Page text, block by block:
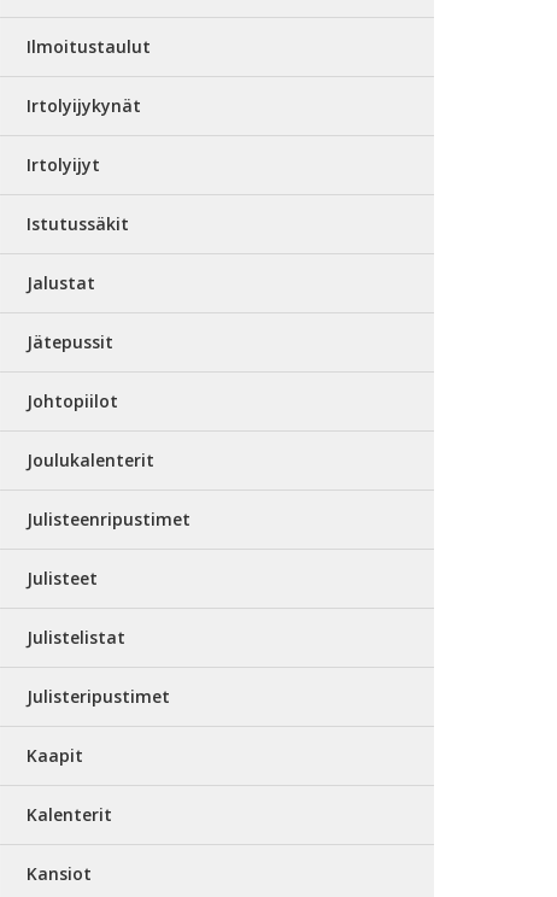
Ilmoitustaulut
Irtolyijykynät
Irtolyijyt
Istutussäkit
Jalustat
Jätepussit
Johtopiilot
Joulukalenterit
Julisteenripustimet
Julisteet
Julistelistat
Julisteripustimet
Kaapit
Kalenterit
Kansiot